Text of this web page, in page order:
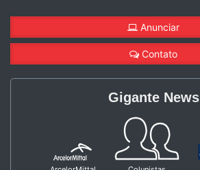
Anunciar
Contato
Gigante News